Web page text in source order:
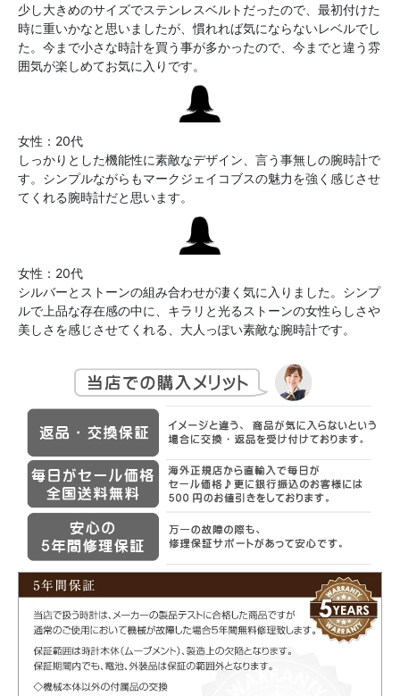
少し大きめのサイズでステンレスベルトだったので、最初付けた
時に重いかなと思いましたが、慣れれば気にならないレベルでし
た。今まで小さな時計を買う事が多かったので、今までと違う雰
囲気が楽しめてお気に入りです。
女性：20代
しっかりとした機能性に素敵なデザイン、言う事無しの腕時計で
す。シンプルながらもマークジェイコブスの魅力を強く感じさせ
てくれる腕時計だと思います。
女性：20代
シルバーとストーンの組み合わせが凄く気に入りました。シンプ
ルで上品な存在感の中に、キラリと光るストーンの女性らしさや
美しさを感じさせてくれる、大人っぽい素敵な腕時計です。